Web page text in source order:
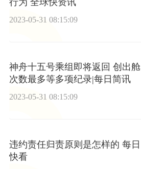
行为 全球快资讯
2023-05-31 08:15:09
神舟十五号乘组即将返回 创出舱
次数最多等多项纪录|每日简讯
2023-05-31 08:15:09
违约责任归责原则是怎样的 每日
快看